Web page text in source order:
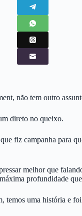
não tem outro
direto no queixo.
fiz campanha para
melhor que
profundidade
temos uma história e